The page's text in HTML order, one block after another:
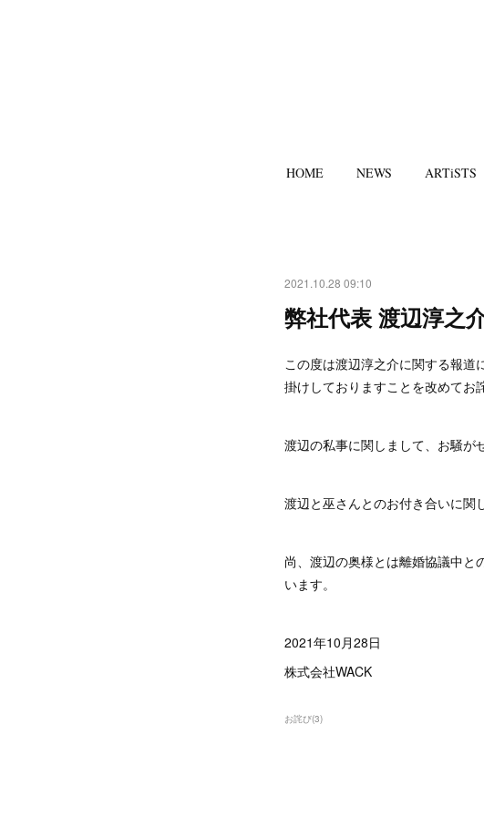
HOME NEWS ARTiSTS
2021.10.28 09:10
弊社代表 渡辺淳之
この度は渡辺淳之介に関する報道
掛けしておりますことを改めてお
渡辺の私事に関しまして、お騒が
渡辺と巫さんとのお付き合いに関
尚、渡辺の奥様とは離婚協議中と
います。
2021年10月28日
株式会社WACK
お詫び(3)